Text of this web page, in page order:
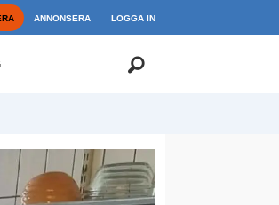
ANNONSERA LOGGA IN